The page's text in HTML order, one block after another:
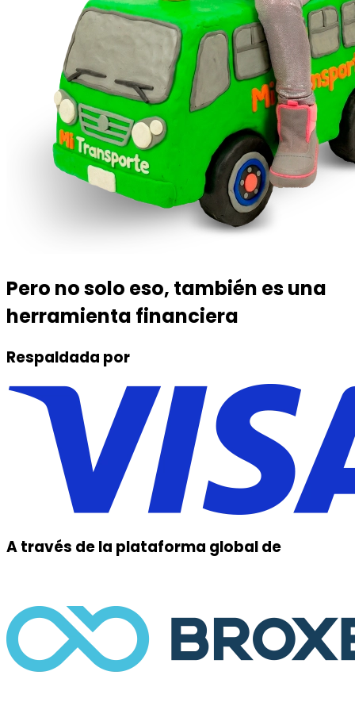
Pero no solo eso, también es una
herramienta financiera
Respaldada por
A través de la plataforma globalde